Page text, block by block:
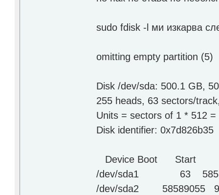
sudo fdisk -l ми изкарва
omitting empty partition (5)
Disk /dev/sda: 500.1 GB,
255 heads, 63 sectors/
Units = sectors of 1 * 512 =
Disk identifier: 0x7d826b35
Device Boot Start
/dev/sda1 63
/dev/sda2 58589055